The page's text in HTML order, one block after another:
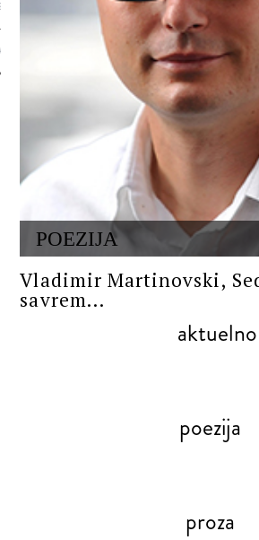
POEZIJA
Vladimir Martinovski,
savrem...
aktuelno
poezija
proza